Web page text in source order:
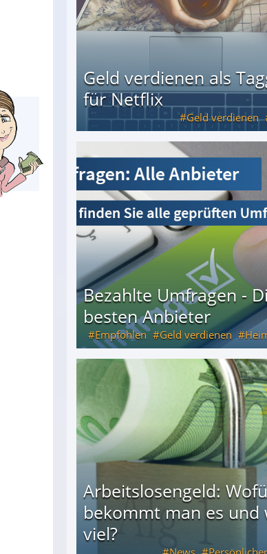
Geld verdienen als
für Netflix
Geld verdienen
Bezahlte Umfragen -
besten Anbieter
Empfohlen Geld verdienen
Arbeitslosengeld:
bekommt man es und
viel?